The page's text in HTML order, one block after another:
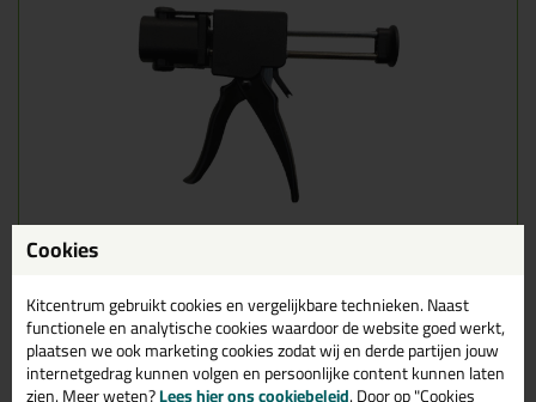
Draai deze 90 graden.
Cookies
Kitcentrum gebruikt cookies en vergelijkbare technieken. Naast
functionele en analytische cookies waardoor de website goed werkt,
plaatsen we ook marketing cookies zodat wij en derde partijen jouw
internetgedrag kunnen volgen en persoonlijke content kunnen laten
zien. Meer weten?Lees hier ons cookiebeleid. Door op "Cookies